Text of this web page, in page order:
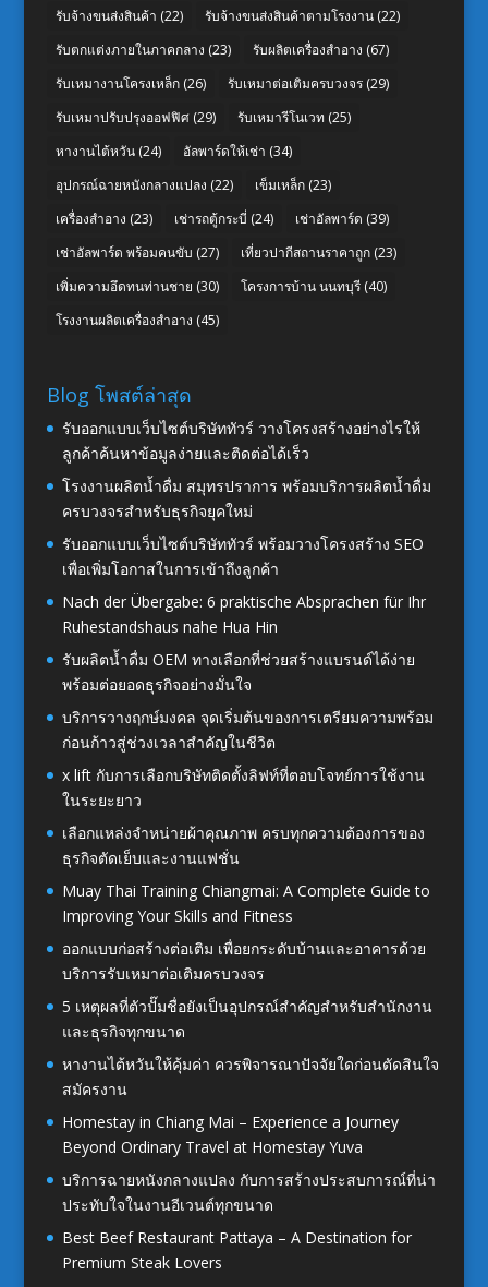
รับจ้างขนส่งสินค้า (22) รับจ้างขนส่งสินค้าตามโรงงาน(22)
รับตกแต่งภายในภาคกลาง (23) รับผลิตเครื่องสำอาง (67)
รับเหมางานโครงเหล็ก(26) รับเหมาต่อเติมครบวงจร(29)
รับเหมาปรับปรุงออฟฟิศ(29) รับเหมารีโนเวท (25)
หางานไต้หวัน(24) อัลพาร์ดให้เช่า (34)
อุปกรณ์ฉายหนังกลางแปลง (22) เข็มเหล็ก(23)
เครื่องสำอาง (23) เช่ารถตู้กระบี่ (24) เช่าอัลพาร์ด (39)
เช่าอัลพาร์ด พร้อมคนขับ (27) เที่ยวปากีสถานราคาถูก(23)
เพิ่มความอึดทนท่านชาย (30) โครงการบ้าน นนทบุรี(40)
โรงงานผลิตเครื่องสำอาง (45)
Blog โพสต์ล่าสุด
รับออกแบบเว็บไซต์บริษัททัวร์ วางโครงสร้างอย่างไรให้
ลูกค้าค้นหาข้อมูลง่ายและติดต่อได้เร็ว
โรงงานผลิตน้ำดื่ม สมุทรปราการ พร้อมบริการผลิตน้ำดื่ม
ครบวงจรสำหรับธุรกิจยุคใหม่
รับออกแบบเว็บไซต์บริษัททัวร์ พร้อมวางโครงสร้าง SEO
เพื่อเพิ่มโอกาสในการเข้าถึงลูกค้า
Nach der Übergabe: 6 praktische Absprachen für Ihr
Ruhestandshaus nahe Hua Hin
รับผลิตน้ำดื่ม OEM ทางเลือกที่ช่วยสร้างแบรนด์ได้ง่าย
พร้อมต่อยอดธุรกิจอย่างมั่นใจ
บริการวางฤกษ์มงคล จุดเริ่มต้นของการเตรียมความพร้อม
ก่อนก้าวสู่ช่วงเวลาสำคัญในชีวิต
x lift กับการเลือกบริษัทติดตั้งลิฟท์ที่ตอบโจทย์การใช้งาน
ในระยะยาว
เลือกแหล่งจำหน่ายผ้าคุณภาพ ครบทุกความต้องการของ
ธุรกิจตัดเย็บและงานแฟชั่น
Muay Thai Training Chiangmai: A Complete Guide to
Improving Your Skills and Fitness
ออกแบบก่อสร้างต่อเติม เพื่อยกระดับบ้านและอาคารด้วย
บริการรับเหมาต่อเติมครบวงจร
5 เหตุผลที่ตัวปั๊มชื่อยังเป็นอุปกรณ์สำคัญสำหรับสำนักงาน
และธุรกิจทุกขนาด
หางานไต้หวันให้คุ้มค่า ควรพิจารณาปัจจัยใดก่อนตัดสินใจ
สมัครงาน
Homestay in Chiang Mai – Experience a Journey
Beyond Ordinary Travel at Homestay Yuva
บริการฉายหนังกลางแปลง กับการสร้างประสบการณ์ที่น่า
ประทับใจในงานอีเวนต์ทุกขนาด
Best Beef Restaurant Pattaya – A Destination for
Premium Steak Lovers